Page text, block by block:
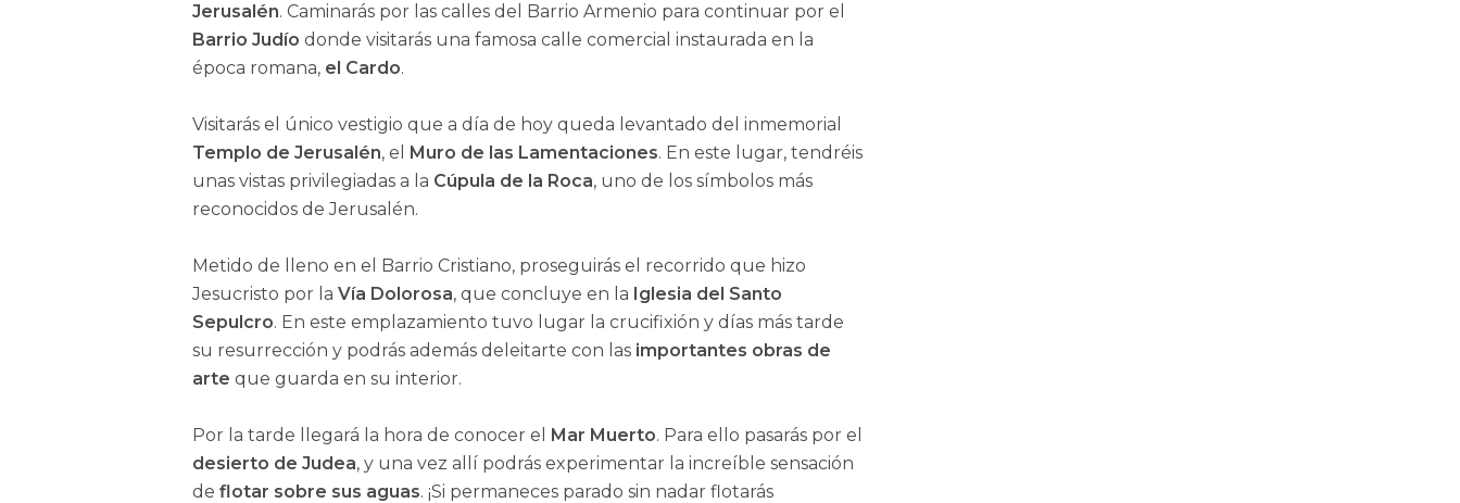
Jerusalén. Caminarás por las calles del Barrio Armenio para continuar por el
Barrio Judío donde visitarás una famosa calle comercial instaurada en la
época romana, el Cardo.
Visitarás el único vestigio que a día de hoy queda levantado del inmemorial
Templo de Jerusalén, el Muro de las Lamentaciones. En este lugar, tendréis
unas vistas privilegiadas a la Cúpula de la Roca, uno de los símbolos más
reconocidos de Jerusalén.
Metido de lleno en el Barrio Cristiano, proseguirás el recorrido que hizo
Jesucristo por la Vía Dolorosa, que concluye en la Iglesia del Santo
Sepulcro. En este emplazamiento tuvo lugar la crucifixión y días más tarde
su resurrección y podrás además deleitarte con las importantes obras de
arte que guarda en su interior.
Por la tarde llegará la hora de conocer el Mar Muerto. Para ello pasarás por el
desierto de Judea, y una vez allí podrás experimentar la increíble sensación
de flotar sobre sus aguas. ¡Si permaneces parado sin nadar flotarás